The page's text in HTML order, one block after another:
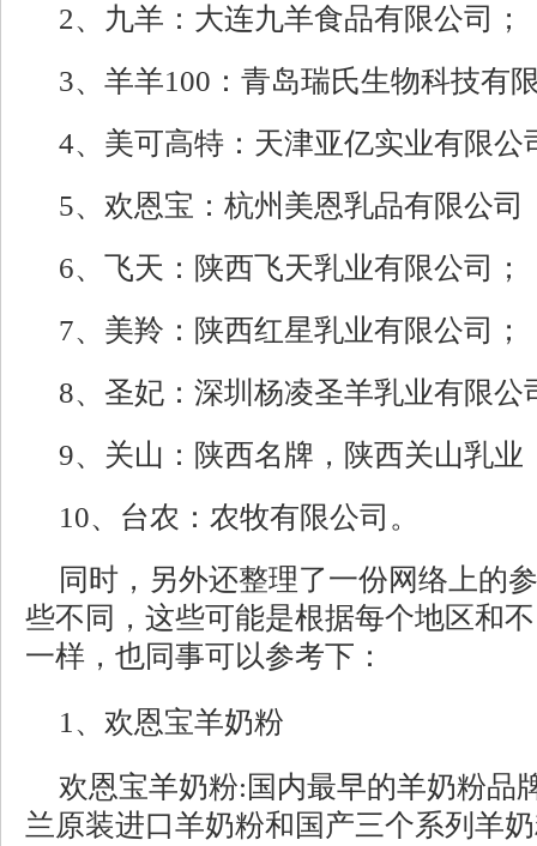
2、九羊：大连九羊食品有限公司；
3、羊羊100：青岛瑞氏生物科技有
4、美可高特：天津亚亿实业有限公
5、欢恩宝：杭州美恩乳品有限公司
6、飞天：陕西飞天乳业有限公司；
7、美羚：陕西红星乳业有限公司；
8、圣妃：深圳杨凌圣羊乳业有限公
9、关山：陕西名牌，陕西关山乳业
10、台农：农牧有限公司。
同时，另外还整理了一份网络上的
些不同，这些可能是根据每个地区和
一样，也同事可以参考下：
1、欢恩宝羊奶粉
欢恩宝羊奶粉:国内最早的羊奶粉品
兰原装进口羊奶粉和国产三个系列羊